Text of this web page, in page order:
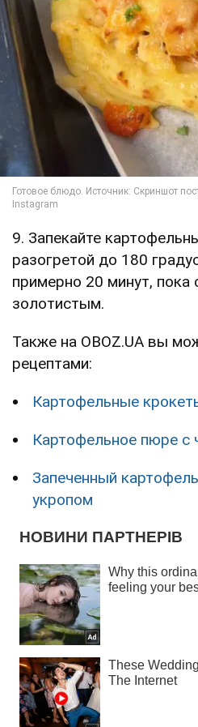
9. Запекайте
разогретой до 180
примерно 20 минут, пока
золотистым.
Также на OBOZ.UA вы
рецептами:
Картофельные
Картофельное пюре с
Запеченный
укропом